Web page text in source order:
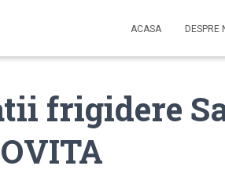
ACASA DESPRE
frigidere